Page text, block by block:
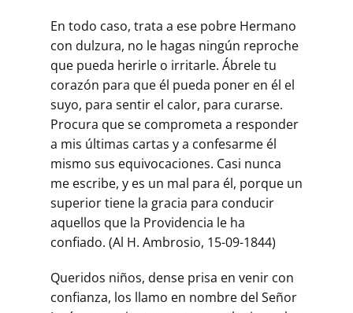
En todo caso, trata a ese pobre Hermano
con dulzura, no le hagas ningún reproche
que pueda herirle o irritarle. Ábrele tu
corazón para que él pueda poner en él el
suyo, para sentir el calor, para curarse.
Procura que se comprometa a responder
a mis últimas cartas y a confesarme él
mismo sus equivocaciones. Casi nunca
me escribe, y es un mal para él, porque un
superior tiene la gracia para conducir
aquellos que la Providencia le ha
confiado. (Al H. Ambrosio, 15-09-1844)
Queridos niños, dense prisa en venir con
confianza, los llamo en nombre del Señor